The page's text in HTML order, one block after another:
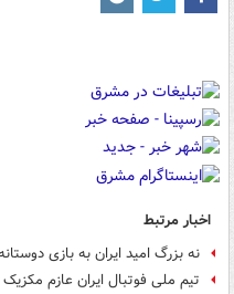
اخبار مرتبط
نه بزرگ امید ایران به بازی
تیم ملی فوتبال ایران عازم